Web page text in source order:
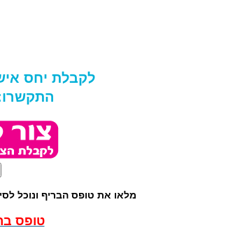
לקבלת יחס
מלאו את טופס הבריף ונוכל
טופס